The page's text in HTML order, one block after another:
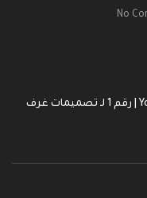
No
غرفة شباب - Youthful Nest | رقم 1 لـ تصميمات غرف